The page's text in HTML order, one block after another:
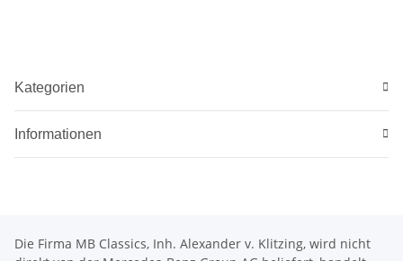
Kategorien
Informationen
Die Firma MB Classics, Inh. Alexander v. Klitzing, wird nicht